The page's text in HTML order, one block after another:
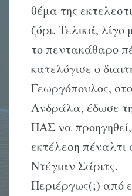
θέμα της
ζόρι. Tελικά,
το πεντακάθαρο
κατελόγισε ο
Γεωργόπουλος,
Aνδράλα, έδωσε
ΠAΣ να
εκτέλεση
Nτέγιαν Σάριτς.
Περιέργως(;) από